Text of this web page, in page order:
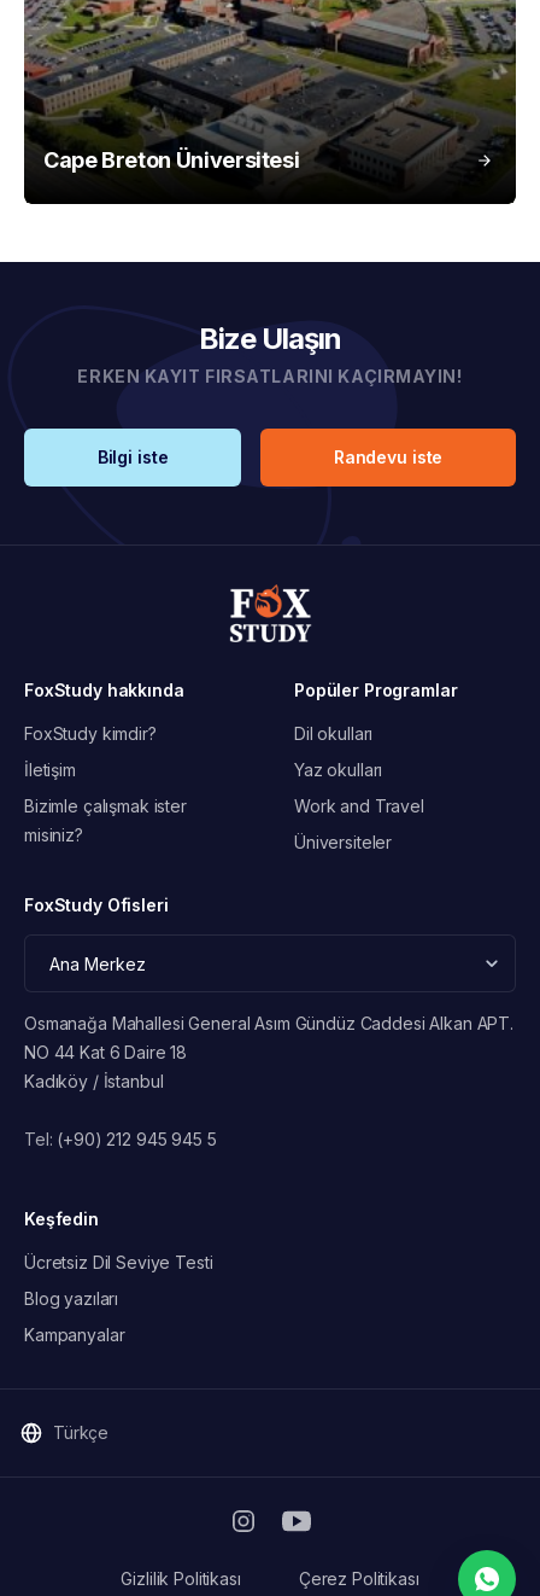
Cape Breton Üniversitesi
Bize Ulaşın
ERKEN KAYIT FIRSATLARINI KAÇIRMAYIN!
Bilgi iste Randevu iste
FoxStudy hakkında
FoxStudy kimdir?
İletişim
Bizimle çalışmak ister
misiniz?
Popüler Programlar
Dil okulları
Yaz okulları
Work and Travel
Üniversiteler
FoxStudy Ofisleri
Osmanağa Mahallesi General Asım Gündüz Caddesi Alkan APT.
NO 44 Kat 6 Daire 18
Kadıköy / İstanbul
Tel: (+90) 212 945 945 5
Keşfedin
Ücretsiz Dil Seviye Testi
Blog yazıları
Kampanyalar
Türkçe
Gizlilik Politikası Çerez Politikası